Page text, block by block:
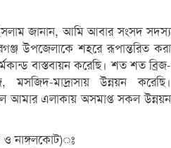
জানান, আমি আবার সংসদ সদস্য
উপজেলাকে শহরে রূপান্তরিত করা
বাস্তবায়ন করেছি। শত শত ব্রিজ-
মসজিদ-মাদ্রাসায় উন্নয়ন করেছি।
আমার এলাকায় অসমাপ্ত সকল উন্নয়ন
ও নাঙ্গলকোট)ঃ